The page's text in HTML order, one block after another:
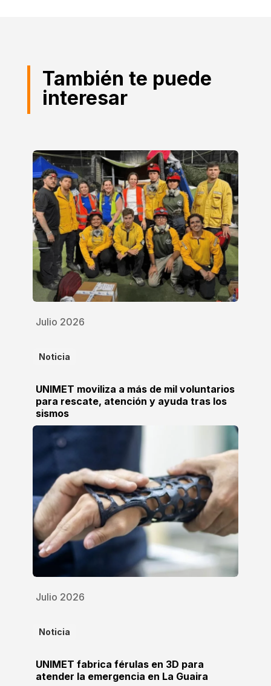
También te puede
interesar
Julio 2026
Noticia
UNIMET moviliza a más de mil voluntarios
para rescate, atención y ayuda tras los
sismos
Julio 2026
Noticia
UNIMET fabrica férulas en 3D para
atender la emergencia en La Guaira